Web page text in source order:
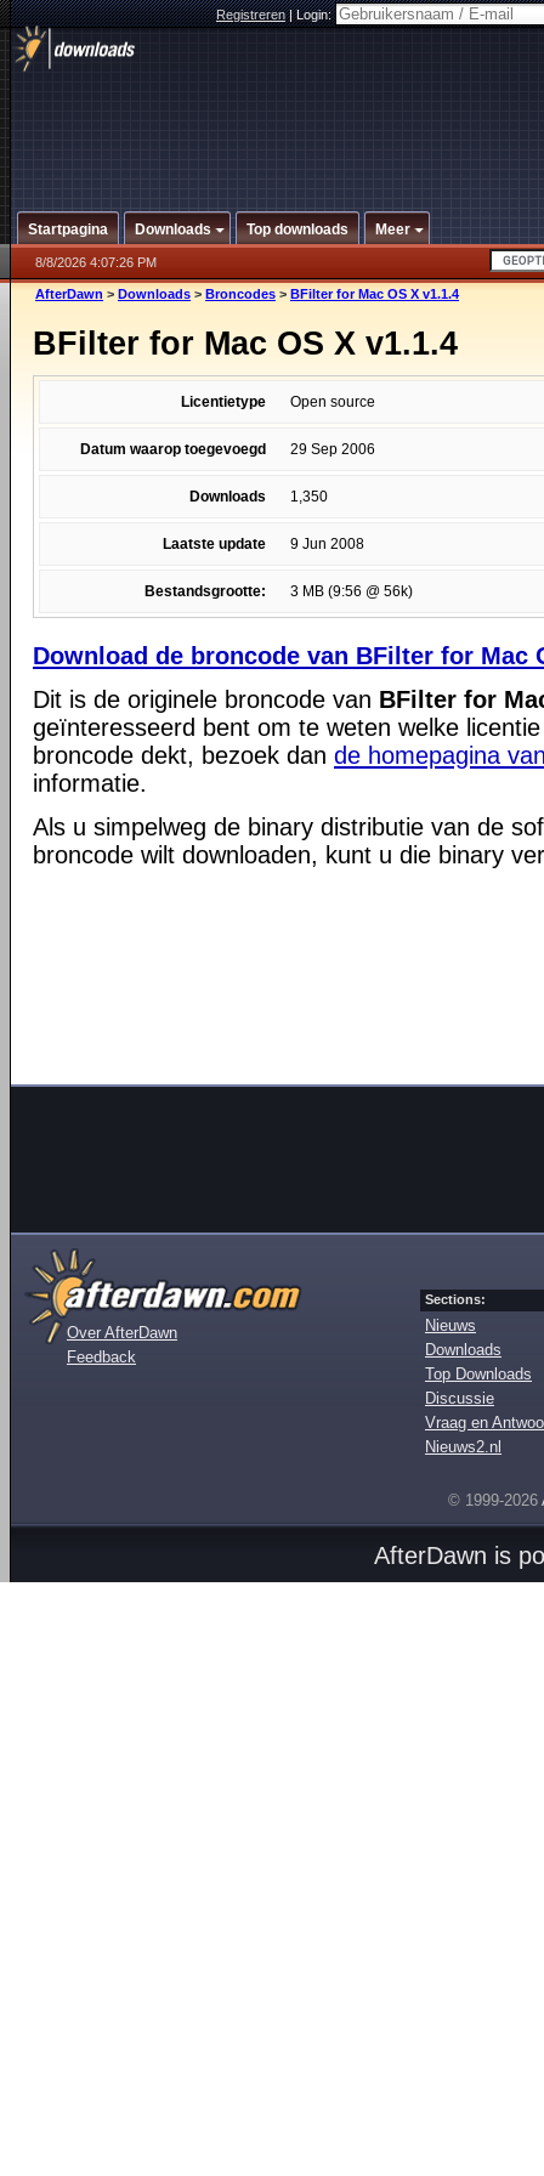
Registreren|Login:
Startpagina Downloads Top downloads Meer
8/8/2026 4:07:26 PM
AfterDawn > Downloads > Broncodes > BFilter for Mac OS X v1.1.4
BFilter for Mac OS X v1.1.4
Licentietype Open source
Datum waarop toegevoegd 29 Sep 2006
Downloads 1,350
Laatste update 9 Jun 2008
Bestandsgrootte: 3 MB (9:56 @ 56k)
Download de broncode van BFilter for Mac
Dit is de originele broncode van BFilter for
geïnteresseerd bent om te weten welke
broncode dekt, bezoek dan de homepagina
informatie.
Als u simpelweg de binary distributie van de
broncode wilt downloaden, kunt u die binary
Over AfterDawn
Feedback
Sections:
Nieuws
Downloads
Top Downloads
Discussie
Vraag en
Nieuws2.nl
© 1999-2026
AfterDawn is